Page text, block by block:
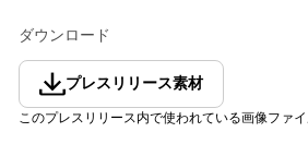
ダウンロード
プレスリリース素材
このプレスリリース内で使われている画像ファ